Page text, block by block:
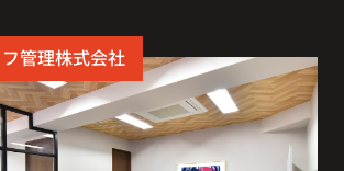
管理株式会社